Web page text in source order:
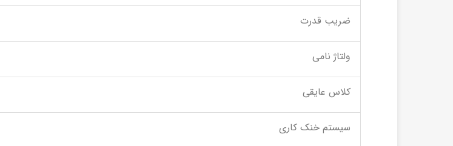
ضریب قدرت
ولتاژ نامی
کلاس عایقی
سیستم خنک کاری